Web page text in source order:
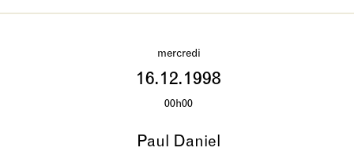
mercredi
16.12.1998
00h00
Paul Daniel